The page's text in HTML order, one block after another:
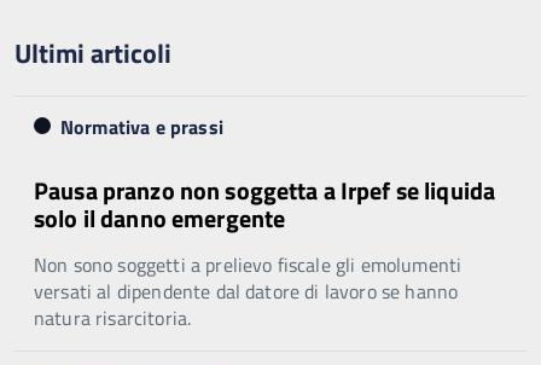
Ultimi articoli
Normativa e prassi
Pausa pranzo non soggetta a Irpef se liquida
solo il danno emergente
Non sono soggetti a prelievo fiscale gli emolumenti
versati al dipendente dal datore di lavoro se hanno
natura risarcitoria.